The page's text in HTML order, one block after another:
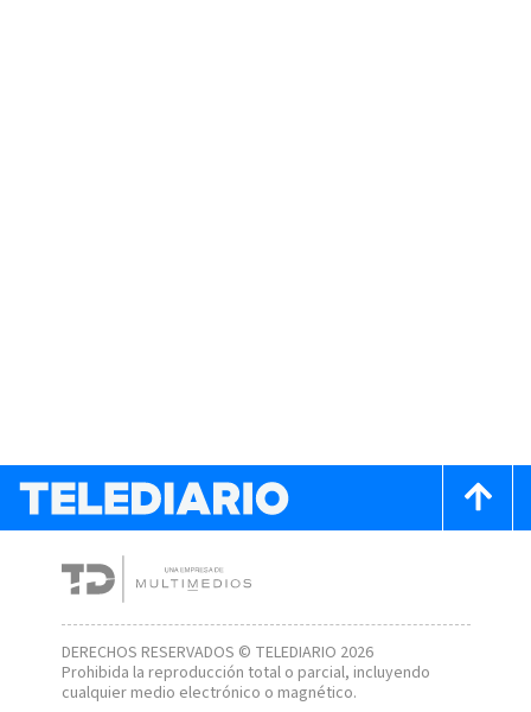
DERECHOS RESERVADOS © TELEDIARIO 2026
Prohibida la reproducción total o parcial, incluyendo
cualquier medio electrónico o magnético.